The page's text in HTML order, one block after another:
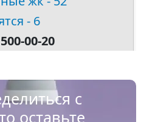
- 6
00-20
с
оставьте